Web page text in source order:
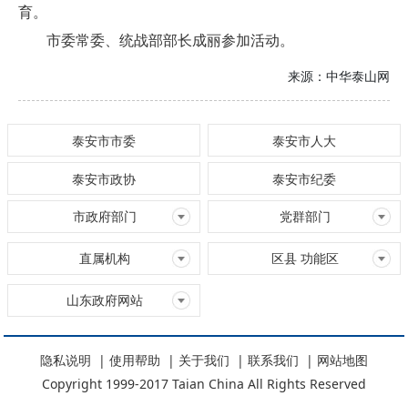
育。
市委常委、统战部部长成丽参加活动。
来源： 中华泰山网
泰安市市委 泰安市人大
泰安市政协 泰安市纪委
市政府部门 党群部门
直属机构 区县 功能区
山东政府网站
隐私说明 | 使用帮助 | 关于我们 | 联系我们 | 网站地图
Copyright 1999-2017 Taian China All Rights Reserved